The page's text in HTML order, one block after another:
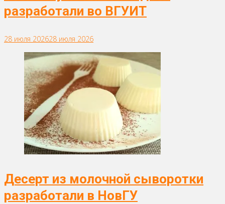
разработали во ВГУИТ
28 июля 202628 июля 2026
Десерт из молочной сыворотки
разработали в НовГУ